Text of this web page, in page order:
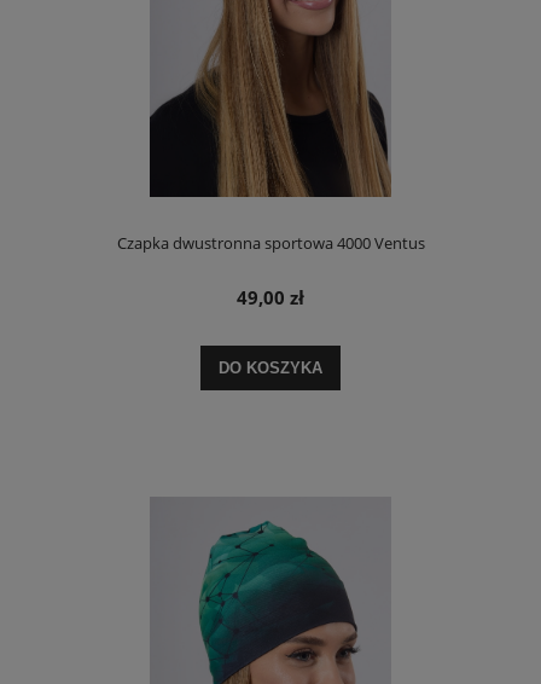
Czapka dwustronna sportowa 4000 Ventus
49,00 zł
DO KOSZYKA